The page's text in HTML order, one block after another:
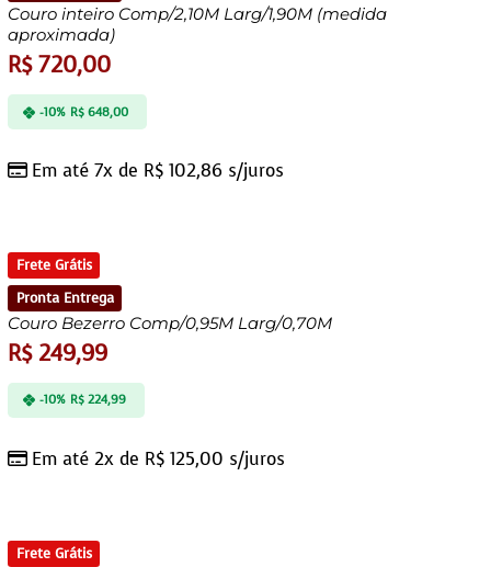
Couro inteiro Comp/2,10M Larg/1,90M (medida
aproximada)
R$720,00
Em até 7x de R$ 102,86 s/juros
-10% R$648,00
Frete Grátis
Pronta Entrega
Couro Bezerro Comp/0,95M Larg/0,70M
R$249,99
Em até 2x de R$ 125,00 s/juros
-10% R$224,99
Frete Grátis